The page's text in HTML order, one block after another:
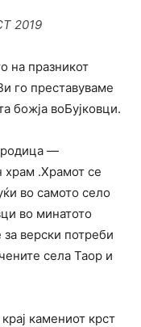
2019
на празникот
го преставуваме
божја воБујковци.
—
храм .Храмот се
во самото село
во минатото
верски потреби
села Таор и
камениот крст